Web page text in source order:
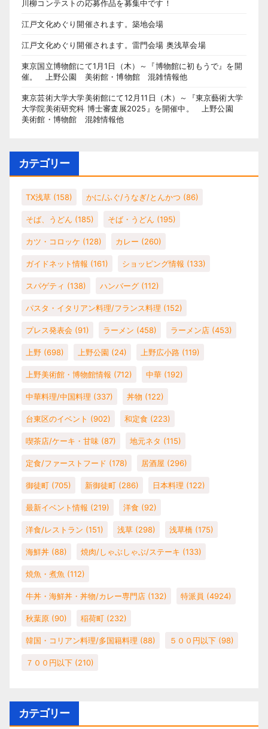
川柳コンテストの応募作品を募集中です！
江戸文化めぐり開催されます。築地会場
江戸文化めぐり開催されます。雷門会場 奥浅草会場
東京国立博物館にて1月1日（木）～『博物館に初もうで』を開
催。 上野公園 美術館・博物館 混雑情報他
東京芸術大学大学美術館にて12月11日（木）～『東京藝術大学
大学院美術研究科 博士審査展2025』を開催中。 上野公園
美術館・博物館 混雑情報他
カテゴリー
TX浅草 (158) かに/ふぐ/うなぎ/とんかつ (86)
そば、うどん (185) そば・うどん (195)
カツ・コロッケ (128) カレー (260)
ガイドネット情報 (161) ショッピング情報 (133)
スパゲティ (138) ハンバーグ (112)
パスタ・イタリアン料理/フランス料理 (152)
プレス発表会 (91) ラーメン (458) ラーメン店 (453)
上野 (698) 上野公園 (24) 上野広小路 (119)
上野美術館・博物館情報 (712) 中華 (192)
中華料理/中国料理 (337) 丼物 (122)
台東区のイベント (902) 和定食 (223)
喫茶店/ケーキ・甘味 (87) 地元ネタ (115)
定食/ファーストフード (178) 居酒屋 (296)
御徒町 (705) 新御徒町 (286) 日本料理 (122)
最新イベント情報 (219) 洋食 (92)
洋食/レストラン (151) 浅草 (298) 浅草橋 (175)
海鮮丼 (88) 焼肉/しゃぶしゃぶ/ステーキ (133)
焼魚・煮魚 (112)
牛丼・海鮮丼・丼物/カレー専門店 (132) 特派員 (4924)
秋葉原 (90) 稲荷町 (232)
韓国・コリアン料理/多国籍料理 (88) ５００円以下 (98)
７００円以下 (210)
カテゴリー